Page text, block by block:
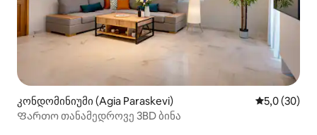
კონდომინიუმი (Agia Paraskevi) საშუალო
5,0 (30)
Ფართო თანამედროვე 3BD ბინა